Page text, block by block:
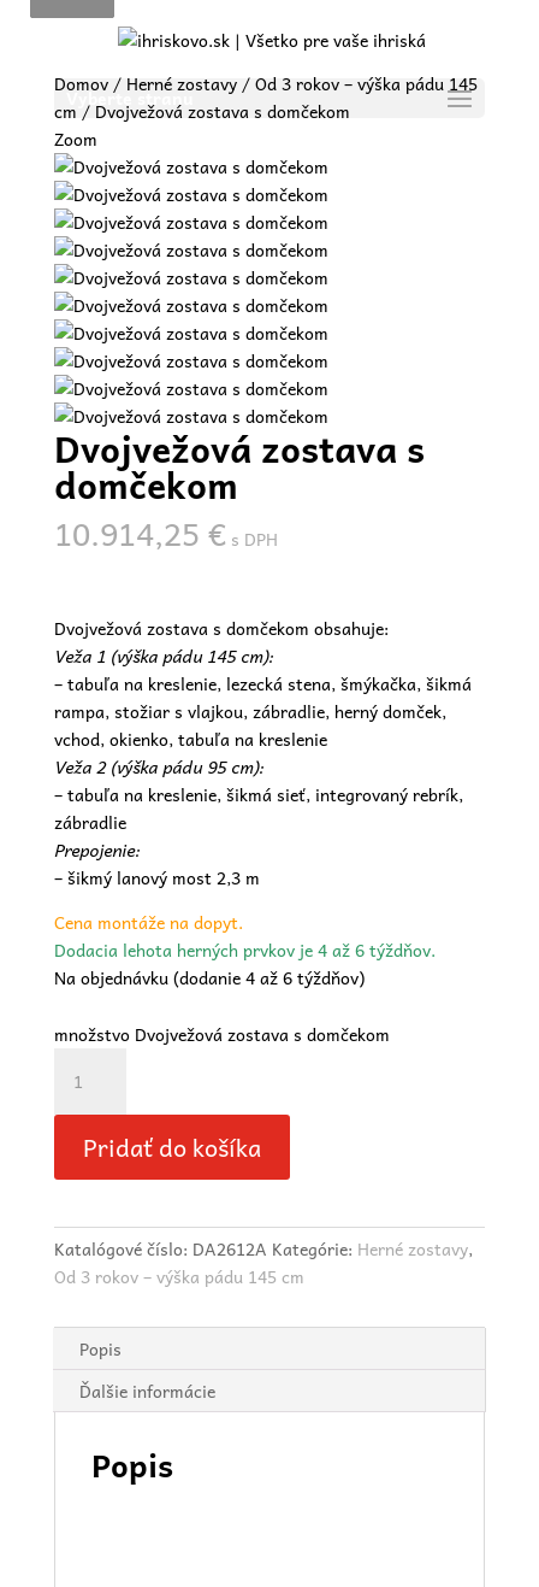
Vyberte stranu
Domov/ Herné zostavy/Od 3 rokov – výška pádu 145
cm / Dvojvežová zostava s domčekom
Zoom
Dvojvežová zostava s
domčekom
10.914,25€ s DPH
Dvojvežová zostava s domčekom obsahuje:
Veža 1 (výška pádu 145 cm):
– tabuľa na kreslenie, lezecká stena, šmýkačka, šikmá
rampa, stožiar s vlajkou, zábradlie, herný domček,
vchod, okienko, tabuľa na kreslenie
Veža 2 (výška pádu 95 cm):
– tabuľa na kreslenie, šikmá sieť, integrovaný rebrík,
zábradlie
Prepojenie:
– šikmý lanový most 2,3 m
Cena montáže na dopyt.
Dodacia lehota herných prvkov je 4 až 6 týždňov.
Na objednávku (dodanie 4 až 6 týždňov)
množstvo Dvojvežová zostava s domčekom
Pridať do košíka
Katalógové číslo: DA2612A Kategórie: Herné zostavy,
Od 3 rokov – výška pádu 145 cm
Popis
Ďalšie informácie
Popis